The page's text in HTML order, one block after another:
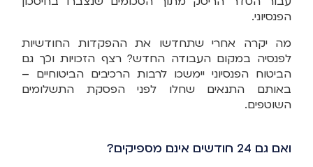
הפנסיוני.
מה יקרה אחרי שתחדשו את ההפקדות החודשיות
לפנסיה במקום העבודה החדש? רצף הזכויות וכך גם
הביטוח הפנסיוני יימשכו לרבות הרכיבים הביטוחיים –
באותם התנאים שחלו לפני הפסקת התשלומים
השוטפים.
ואם גם 24 חודשים אינם מספיקים?